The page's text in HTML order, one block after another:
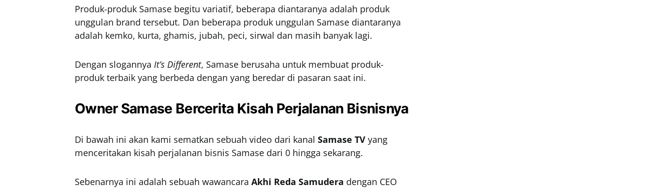
Produk-produk Samase begitu variatif, beberapa diantaranya adalah produk
unggulan brand tersebut. Dan beberapa produk unggulan Samase diantaranya
adalah kemko, kurta, ghamis, jubah, peci, sirwal dan masih banyak lagi.
Dengan slogannya It’s Different, Samase berusaha untuk membuat produk-
produk terbaik yang berbeda dengan yang beredar di pasaran saat ini.
Owner Samase Bercerita Kisah Perjalanan Bisnisnya
Di bawah ini akan kami sematkan sebuah video dari kanal Samase TV yang
menceritakan kisah perjalanan bisnis Samase dari 0 hingga sekarang.
Sebenarnya ini adalah sebuah wawancara Akhi Reda Samudera dengan CEO